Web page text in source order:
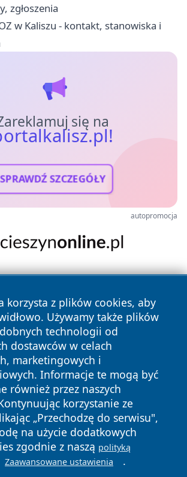
zgłoszenia
w Kaliszu - kontakt, stanowiska i
się na
SPRAWDŹ SZCZEGÓŁY
autopromocja
korzysta z plików cookies, aby
Używamy także plików
technologii od
dostawców w celach
marketingowych i
Informacje te mogą być
również przez naszych
korzystanie ze
„Przechodzę do serwisu",
na użycie dodatkowych
zgodnie z naszą polityką
Zaawansowane ustawienia .
Wszystkie prawa
Polityka
Prywatności
Polityka
Cookies